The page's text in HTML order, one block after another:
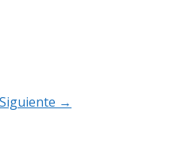
Siguiente →